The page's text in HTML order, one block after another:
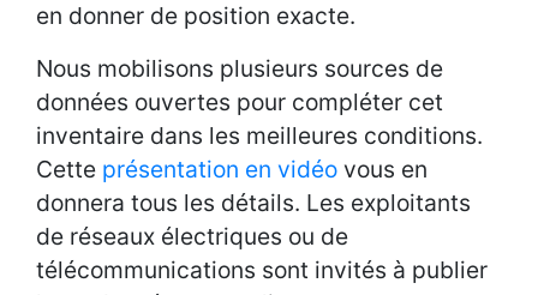
en donner de position exacte.
Nous mobilisons plusieurs sources de
données ouvertes pour compléter cet
inventaire dans les meilleures conditions.
Cette présentation en vidéo vous en
donnera tous les détails. Les exploitants
de réseaux électriques ou de
télécommunications sont invités à publier